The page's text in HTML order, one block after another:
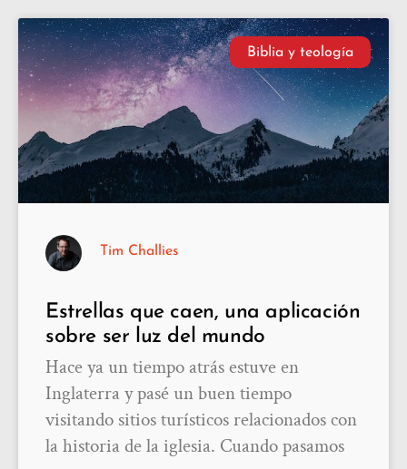
Biblia y teología
Estrellas que caen, una aplicación
sobre ser luz del mundo
Hace ya un tiempo atrás estuve en
Inglaterra y pasé un buen tiempo
visitando sitios turísticos relacionados con
la historia de la iglesia. Cuando pasamos
Tim Challies